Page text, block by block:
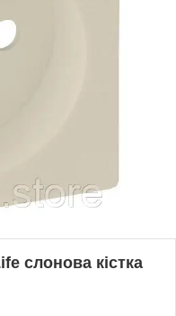
слонова кістка